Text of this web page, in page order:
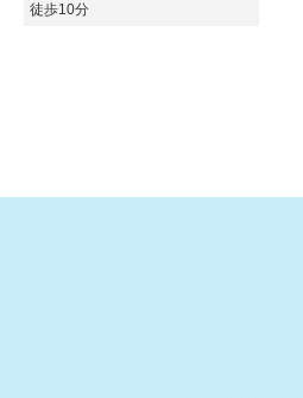
徒歩10分